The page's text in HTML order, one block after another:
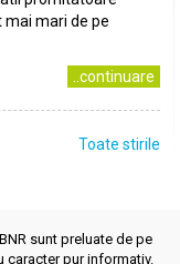
mari de pe
..continuare
Toate stirile
sunt preluate de pe
caracter pur informativ.